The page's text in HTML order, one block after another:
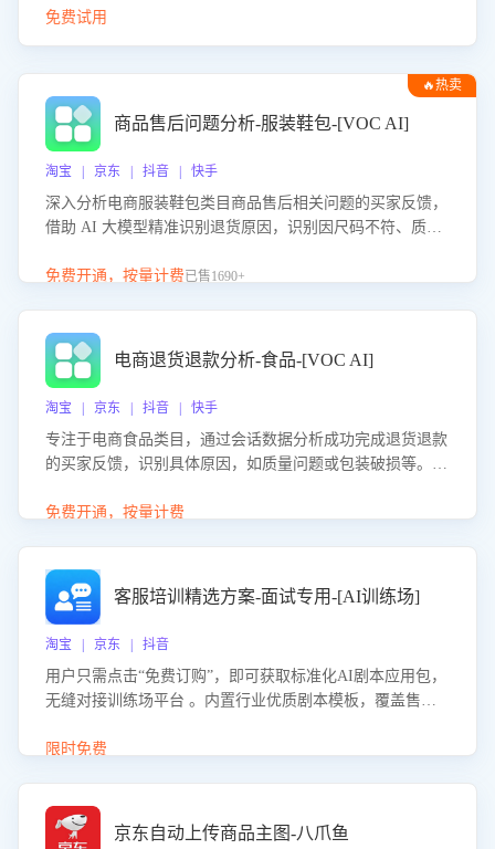
免费试用
🔥热卖
商品售后问题分析-服装鞋包-[VOC AI]
淘宝 | 京东 | 抖音 | 快手
深入分析电商服装鞋包类目商品售后相关问题的买家反馈，
借助 AI 大模型精准识别退货原因，识别因尺码不符、质量
议，助力商家优化产品或服务，实现销售额的显著提升。
免费开通，按量计费已售1690+
电商退货退款分析-食品-[VOC AI]
淘宝 | 京东 | 抖音 | 快手
专注于电商食品类目，通过会话数据分析成功完成退货退款
的买家反馈，识别具体原因，如质量问题或包装破损等。结
商家降低退款率，提升售后效率。
免费开通，按量计费
客服培训精选方案-面试专用-[AI训练场]
淘宝 | 京东 | 抖音
用户只需点击“免费订购”，即可获取标准化AI剧本应用包，
无缝对接训练场平台 。内置行业优质剧本模板，覆盖售前
初始化时间，助力企业快速启动智能客服训练
限时免费
京东自动上传商品主图-八爪鱼